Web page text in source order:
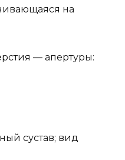
на
— апертуры:
сустав; вид